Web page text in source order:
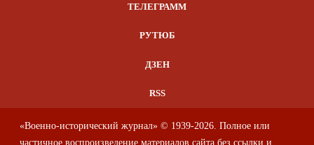
ТЕЛЕГРАММ
РУТЮБ
ДЗЕН
RSS
«Военно-исторический журнал» © 1939-2026. Полное или
частичное воспроизведение материалов сайта без ссылки и